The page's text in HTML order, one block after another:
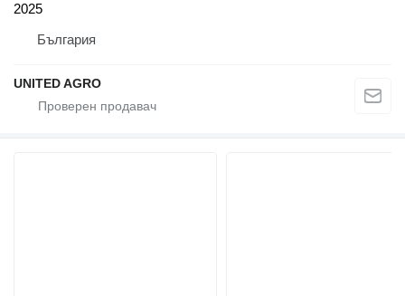
2025
България
UNITED AGRO